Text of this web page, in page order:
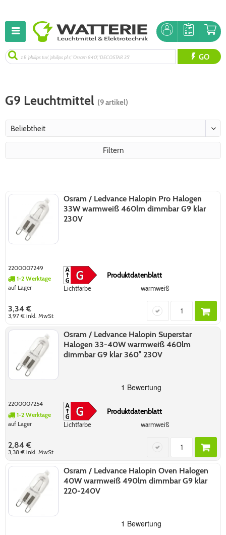
GO
G9 Leuchtmittel (9 artikel)
Filtern
Osram / Ledvance Halopin Pro Halogen
33W warmweiß 460lm dimmbar G9 klar
230V
2200007249
1-2 Werktage
auf Lager
Produktdatenblatt
Lichtfarbe warmweiß
3,34 €
3,97 €inkl. MwSt
Osram / Ledvance Halopin Superstar
Halogen 33-40W warmweiß 460lm
dimmbar G9 klar 360° 230V
2200007254
1-2 Werktage
auf Lager
Produktdatenblatt
Lichtfarbe warmweiß
2,84 €
3,38 €inkl. MwSt
Osram / Ledvance Halopin Oven Halogen
40W warmweiß 490lm dimmbar G9 klar
220-240V